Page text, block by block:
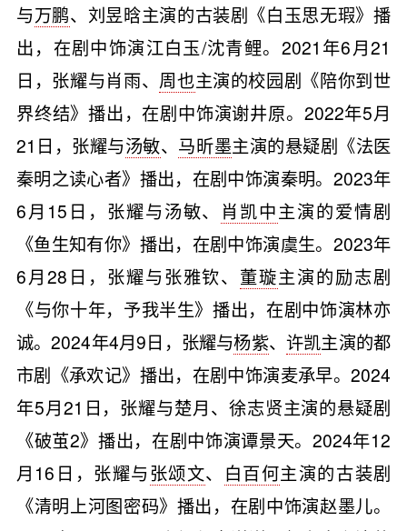
与万鹏、刘昱晗主演的古装剧《白玉思无瑕》播
出，在剧中饰演江白玉/沈青鲤。2021年6月21
日，张耀与肖雨、 周也主演的校园剧《陪你到世
界终结》播出，在剧中饰演谢井原。2022年5月
21日，张耀与汤敏、 马昕墨主演的悬疑剧《法医
秦明之读心者》播出，在剧中饰演秦明。2023年
6月15日，张耀与汤敏、 肖凯中主演的爱情剧
《鱼生知有你》播出，在剧中饰演虞生。2023年
6月28日，张耀与张雅钦、 董璇主演的励志剧
《与你十年，予我半生》播出，在剧中饰演林亦
诚。2024年4月9日，张耀与杨紫、许凯主演的都
市剧《承欢记》播出，在剧中饰演麦承早。2024
年5月21日，张耀与楚月、徐志贤主演的悬疑剧
《破茧2》播出，在剧中饰演谭景天。2024年12
月16日，张耀与张颂文、 白百何主演的古装剧
《清明上河图密码》播出，在剧中饰演赵墨儿。